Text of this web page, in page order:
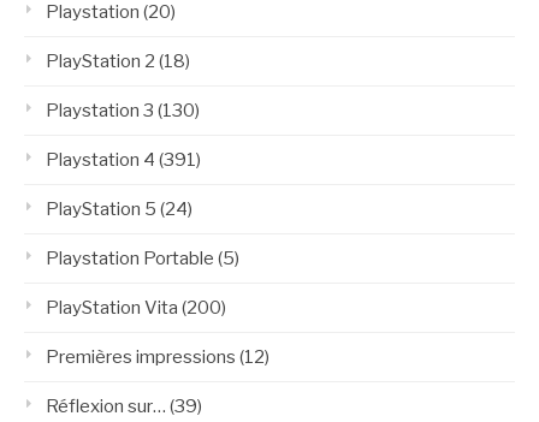
Playstation (20)
PlayStation 2 (18)
Playstation 3 (130)
Playstation 4 (391)
PlayStation 5 (24)
Playstation Portable (5)
PlayStation Vita (200)
Premières impressions (12)
Réflexion sur… (39)